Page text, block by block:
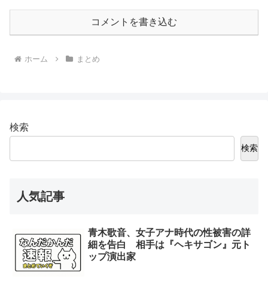
コメントを書き込む
ホーム まとめ
検索
検索
人気記事
青木歌音、女子アナ時代の性被害の詳
細を告白 相手は『ヘキサゴン』元ト
ップ演出家